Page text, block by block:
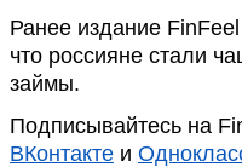
Ранее издание FinFeel
что россияне стали
займы.
Подписывайтесь на
ВКонтакте и